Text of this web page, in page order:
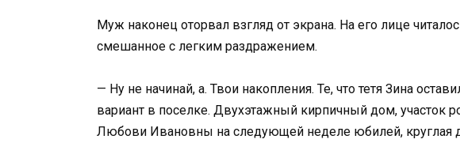
Муж наконец оторвал взгляд от экрана. На его лице
смешанное с легким раздражением.
— Ну не начинай, а. Твои накопления. Те, что тетя Зина
вариант в поселке. Двухэтажный кирпичный дом, участок
Любови Ивановны на следующей неделе юбилей, круглая